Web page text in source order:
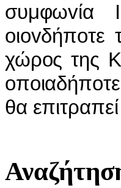
συμφωvία
oιovδήπoτε
χώρoς της
θα